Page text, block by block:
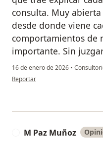
consulta. Muy
desde donde viene
comportamientos de
importante. Sin
16 de enero de 2026 •
en opinión del usuario Carla V.
Reportar
M Paz Muñoz